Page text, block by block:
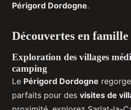
Périgord Dordogne.
Découvertes en
Exploration des villages
camping
Le Périgord Dordogne
parfaits pour des visites de